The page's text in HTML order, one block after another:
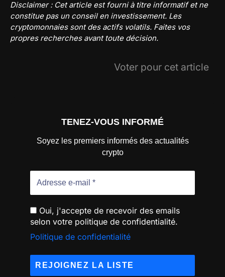
Disclaimer : Cet article est fourni à titre informatif et ne
constitue pas un conseil en investissement. Les
cryptomonnaies sont des actifs volatils. Faites vos
propres recherches avant toute décision.
Voter pour cet article
TENEZ-VOUS INFORMÉ
Soyez les premiers informés des actualités
crypto
Oui, j'accepte de recevoir des emails
selon votre politique de confidentialité.
Politique de confidentialité